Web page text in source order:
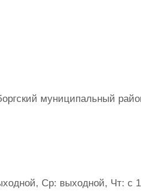
муниципальный
Ср: выходной, Чт: с